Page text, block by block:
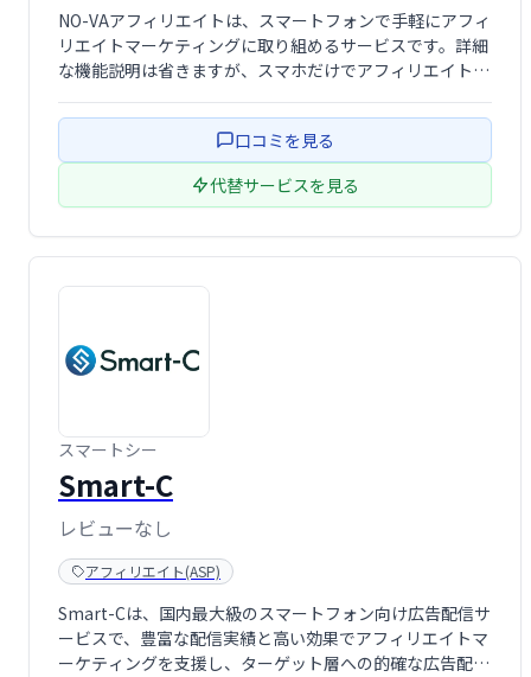
NO-VAアフィリエイトは、スマートフォンで手軽にアフィ
リエイトマーケティングに取り組めるサービスです。詳細
な機能説明は省きますが、スマホだけでアフィリエイトを
口コミを見る
代替サービスを見る
スマートシー
Smart-C
レビューなし
アフィリエイト(ASP)
Smart-Cは、国内最大級のスマートフォン向け広告配信サ
ービスで、豊富な配信実績と高い効果でアフィリエイトマ
ーケティングを支援し、ターゲット層への的確な広告配信